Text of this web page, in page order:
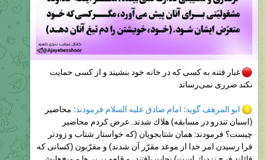
غبار فتنه به کسی که در خانه خود بنشیند و از کسی حمایت
نکند ضرری نمی‌رساند
ابو المرهف گويد: امام صادق عليه السلام فرمودند:
چيست‌؟ فرمودند: همان شتابجويان (كه خواستار شتاب و زودتر
فرا رسيدن امر خدا از موعد مقرّر آن شدند) و مقرّبون (كسانی‌ كه
قائلند فرج نزديك است) نجات يافتند، و قلعه بر پی‌‌ها و ميخ‌هايش
استوار ماند.